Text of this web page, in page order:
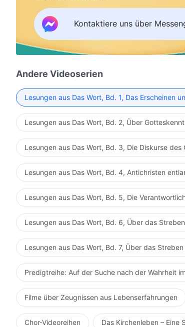
Kontaktiere uns über
Andere Videoserien
Lesungen aus Das Wort, Bd. 1, Das Erscheinen
Lesungen aus Das Wort, Bd. 2, Über
Lesungen aus Das Wort, Bd. 3, Die Diskurse
Lesungen aus Das Wort, Bd. 4, Antichristen
Lesungen aus Das Wort, Bd. 5, Die
Lesungen aus Das Wort, Bd. 6, Über das
Lesungen aus Das Wort, Bd. 7, Über das
Predigtreihe: Auf der Suche nach der Wahrheit
Filme über Zeugnissen aus Lebenserfahrungen
Chor-Videoreihen Das Kirchenleben – Eine